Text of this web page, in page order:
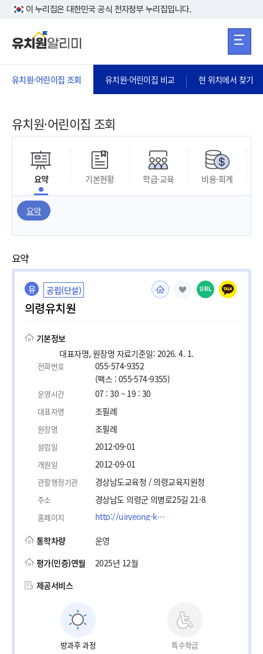
본문 바로가기
이 누리집은 대한민국 공식 전자정부 누리집입니다.
유치원·어린이집 조회 유치원·어린이집 비교 현 위치에서 찾기
유치원·어린이집 조회
요약 기본현황 학급·교육 비용·회계
요약
요약
유 공립(단설)
의령유치원
URL
기본정보
대표자명, 원장명 자료기준일: 2026. 4. 1.
전화번호
055-574-9352
(팩스 : 055-574-9355)
운영시간 07 : 30 ~ 19 : 30
대표자명 조필례
원장명 조필례
설립일 2012-09-01
개원일 2012-09-01
관할행정기관 경상남도교육청 / 의령교육지원청
주소 경상남도 의령군 의병로25길 21-8
홈페이지 http://uiryeong-k.gne.go.kr/
통학차량
운영
평가(인증)연월
2025년 12월
제공서비스
방과후 과정 특수학급